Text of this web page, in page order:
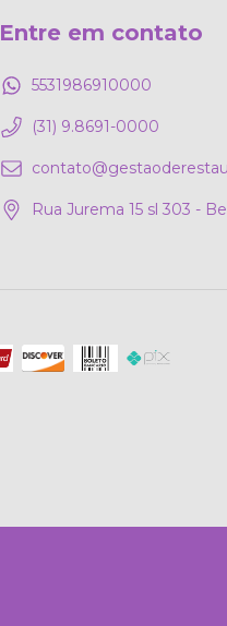
Entre em contato
5531986910000
(31) 9.8691-0000
Rua Jurema 15 sl 303 -